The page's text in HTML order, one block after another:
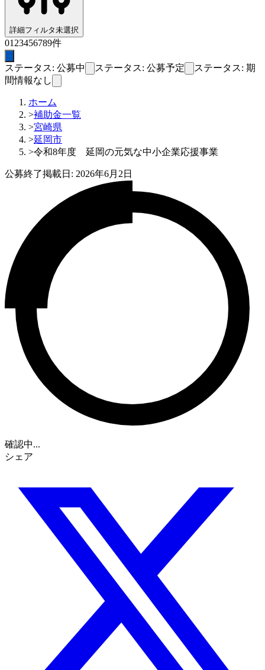
詳細フィルタ未選択
01 23456789件
ステータス: 公募中 ステータス: 公募予定
ステータス: 期
間情報なし
ホーム
>補助金一覧
>宮崎県
>延岡市
>令和8年度 延岡の元気な中小企業応援事業
公募終了掲載日: 2026年6月2日
確認中...
シェア